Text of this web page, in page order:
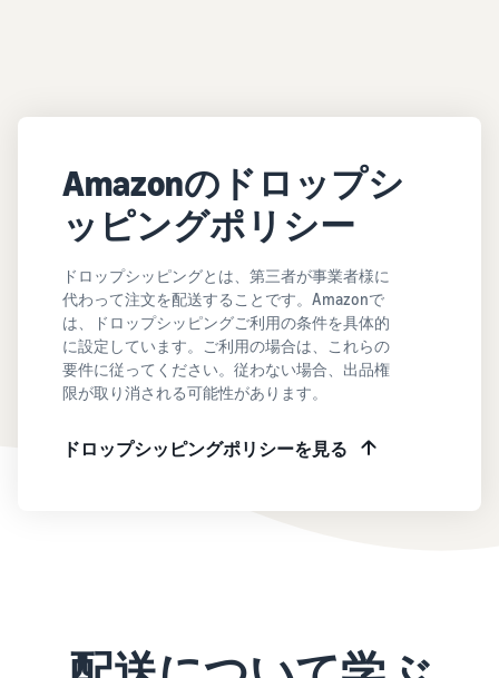
Amazonのドロップシ
ッピングポリシー
ドロップシッピングとは、第三者が事業者様に
代わって注文を配送することです。Amazonで
は、ドロップシッピングご利用の条件を具体的
に設定しています。ご利用の場合は、これらの
要件に従ってください。従わない場合、出品権
限が取り消される可能性があります。
ドロップシッピングポリシーを見る